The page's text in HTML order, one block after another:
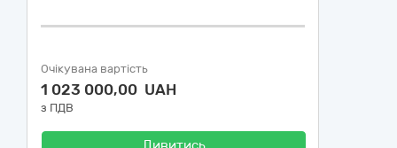
Очікувана вартість
1 023 000,00 UAH
з ПДВ